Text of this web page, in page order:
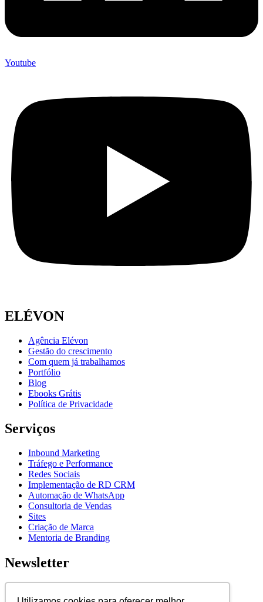
Youtube
ELÉVON
Agência Elévon
Gestão do crescimento
Com quem já trabalhamos
Portfólio
Blog
Ebooks Grátis
Política de Privacidade
Serviços
Inbound Marketing
Tráfego e Performance
Redes Sociais
Implementação de RD CRM
Automação de WhatsApp
Consultoria de Vendas
Sites
Criação de Marca
Mentoria de Branding
Newsletter
Assine nossa newsletter para ficar por dentro de novidades e
lançamentos.